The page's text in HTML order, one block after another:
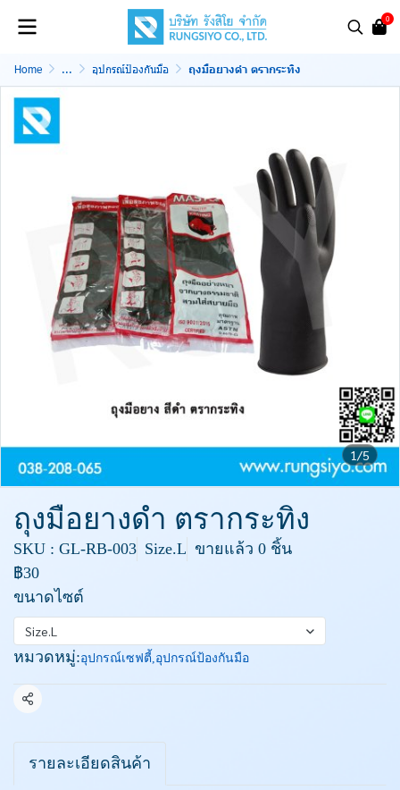
0
Home ... อุปกรณ์ป้องกันมือ ถุงมือยางดำ ตรากระทิง
1/5
ถุงมือยางดำ ตรากระทิง
SKU : GL-RB-003 Size.L ขายแล้ว 0 ชิ้น
฿30
ขนาดไซต์
Size.L
หมวดหมู่:อุปกรณ์เซฟตี้,อุปกรณ์ป้องกันมือ
แชร์
รายละเอียดสินค้า